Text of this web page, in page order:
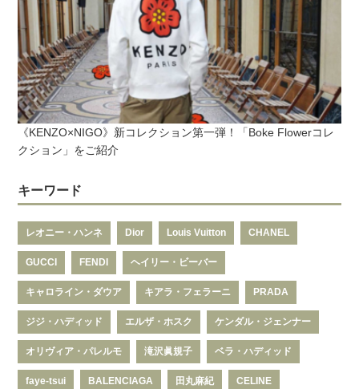
《KENZO×NIGO》新コレクション第一弾！「Boke Flowerコレ
クション」をご紹介
キーワード
レオニー・ハンネ Dior Louis Vuitton CHANEL
GUCCI FENDI ヘイリー・ビーバー
キャロライン・ダウア キアラ・フェラーニ PRADA
ジジ・ハディッド エルザ・ホスク ケンダル・ジェンナー
オリヴィア・パレルモ 滝沢眞規子 ベラ・ハディッド
faye-tsui BALENCIAGA 田丸麻紀 CELINE